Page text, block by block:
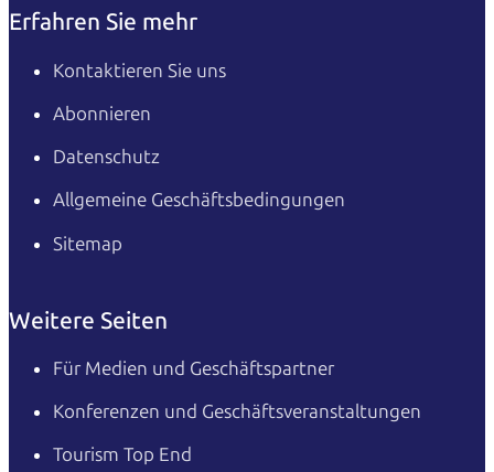
Erfahren Sie mehr
Kontaktieren Sie uns
Abonnieren
Datenschutz
Allgemeine Geschäftsbedingungen
Sitemap
Weitere Seiten
Für Medien und Geschäftspartner
Konferenzen und Geschäftsveranstaltungen
Tourism Top End